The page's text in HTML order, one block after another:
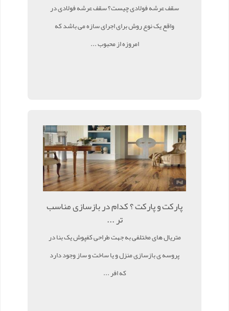
سقف عرشه فولادی چیست؟ سقف عرشه فولادی در
واقع یک نوع روش برای اجرای سازه می باشد که
امروزه از محبوب ...
پارکت و پارکت ؟ کدام در بازسازی مناسب
تر ...
متریال های مختلفی به جهت طراحی کفپوش یک بنا در
پروسه ی بازسازی منزل و یا ساخت و ساز وجود دارد
که افر ...